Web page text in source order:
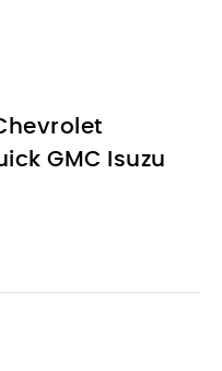
GMC Isuzu